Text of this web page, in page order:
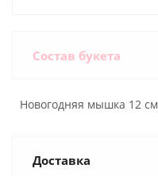
Состав букета
Новогодняя мышка 12 см
Доставка